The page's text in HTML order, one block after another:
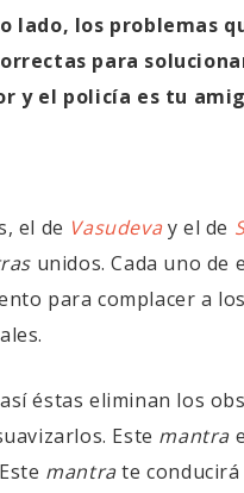
lado, los problemas
para
y el policía es tu
el de Vasudeva y el de
unidos. Cada uno de
para complacer a
éstas eliminan los
Este mantra
mantrate conducirá